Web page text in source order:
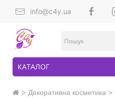
info@c4y.ua
КАТАЛОГ
Декоративна косметика